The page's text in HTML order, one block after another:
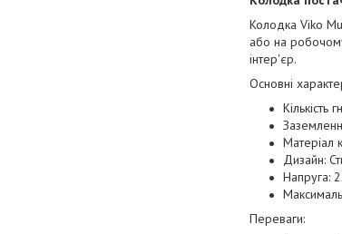
Колодка Viko
або на
інтер'єр.
Основні
Кількість
Матеріал
Дизайн:
Напруга:
Переваги: